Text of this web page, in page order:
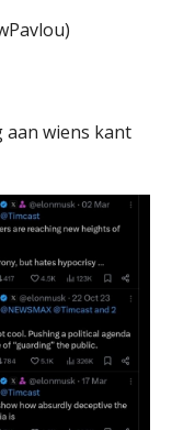
aan wiens kant